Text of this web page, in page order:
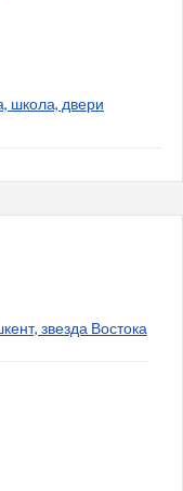
школа, двери
звезда Востока